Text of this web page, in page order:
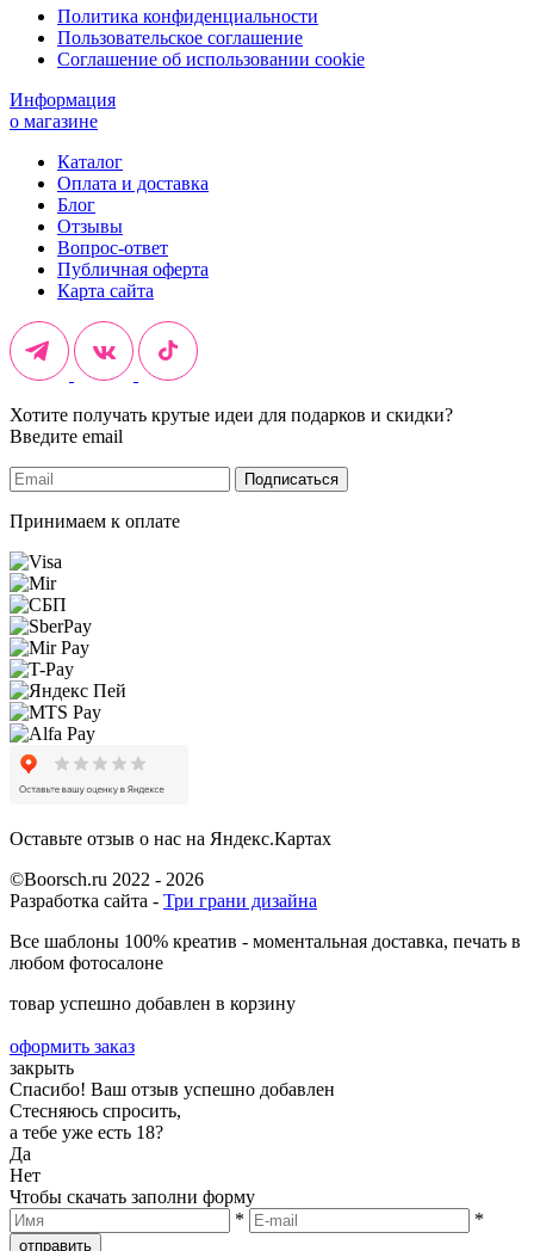
Политика конфиденциальности
Пользовательское соглашение
Соглашение об использовании cookie
Информация
о магазине
Каталог
Оплата и доставка
Блог
Отзывы
Вопрос-ответ
Публичная оферта
Карта сайта
Хотите получать крутые идеи для подарков и скидки?
Введите email
Подписаться
Принимаем к оплате
Оставьте отзыв о нас на Яндекс.Картах
©Boorsch.ru 2022 - 2026
Разработка сайта - Три грани дизайна
Все шаблоны 100% креатив - моментальная доставка, печать в
любом фотосалоне
товар успешно добавлен в корзину
оформить заказ
закрыть
Спасибо! Ваш отзыв успешно добавлен
Стесняюсь спросить,
а тебе уже есть 18?
Да
Нет
Чтобы скачать заполни форму
*
*
отправить